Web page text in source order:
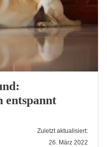
entspannt
Zuletzt aktualisiert:
26. März 2022